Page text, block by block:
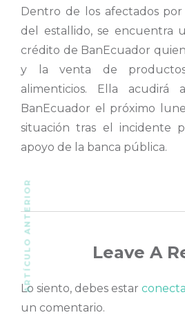
Dentro de los afectados
del estallido, se encuentra
crédito de BanEcuador
y la venta de
alimenticios. Ella acudirá
BanEcuador el próximo
situación tras el incidente
apoyo de la banca pública.
Leave A
Lo siento, debes estar
un comentario.
ARTÍCULO ANTERIOR